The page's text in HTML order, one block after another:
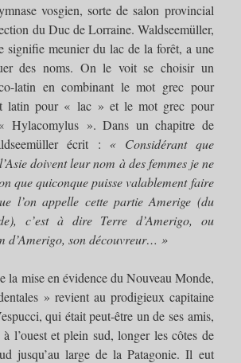
vosgien, sorte de salon provincial
du Duc de Lorraine. Waldseemüller,
signifie meunier du lac de la forêt, a une
des noms. On le voit se choisir un
latin en combinant le mot grec pour
latin pour « lac » et le mot grec pour
». Dans un chapitre de
écrit : « Considérant que
doivent leur nom à des femmes je ne
que quiconque puisse valablement faire
l’on appelle cette partie Amerige (du
c’est à dire Terre d’Amerigo, ou
d’Amerigo, son découvreur… »
la mise en évidence du Nouveau Monde,
» revient au prodigieux capitaine
qui était peut-être un de ses amis,
l’ouest et plein sud, longer les côtes de
jusqu’au large de la Patagonie. Il eut